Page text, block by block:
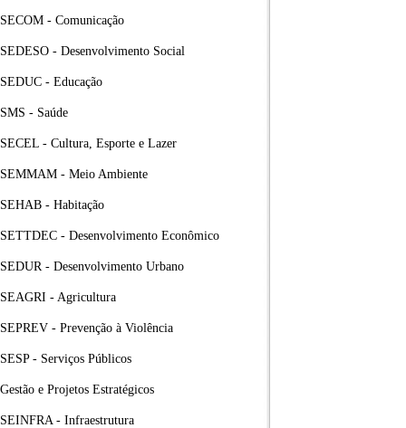
SECOM - Comunicação
SEDESO - Desenvolvimento Social
SEDUC - Educação
SMS - Saúde
SECEL - Cultura, Esporte e Lazer
SEMMAM - Meio Ambiente
SEHAB - Habitação
SETTDEC - Desenvolvimento Econômico
SEDUR - Desenvolvimento Urbano
SEAGRI - Agricultura
SEPREV - Prevenção à Violência
SESP - Serviços Públicos
Gestão e Projetos Estratégicos
SEINFRA - Infraestrutura